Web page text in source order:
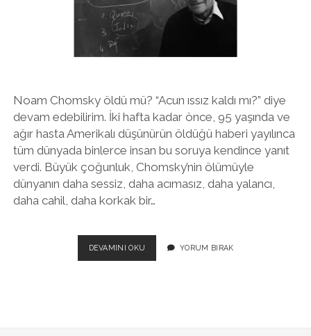
HABERLER / NEWS
twitterfacebook
instagram
Noam Chomsky öldü mü? “Acun ıssız kaldı mı?” diye
devam edebilirim. İki hafta kadar önce, 95 yaşında ve
ağır hasta Amerikalı düşünürün öldüğü haberi yayılınca
tüm dünyada binlerce insan bu soruya kendince yanıt
verdi. Büyük çoğunluk, Chomsky’nin ölümüyle
dünyanın daha sessiz, daha acımasız, daha yalancı,
daha cahil, daha korkak bir…
DEVAMINI OKU NOAM
CHOMSKY
YORUM BIRAK